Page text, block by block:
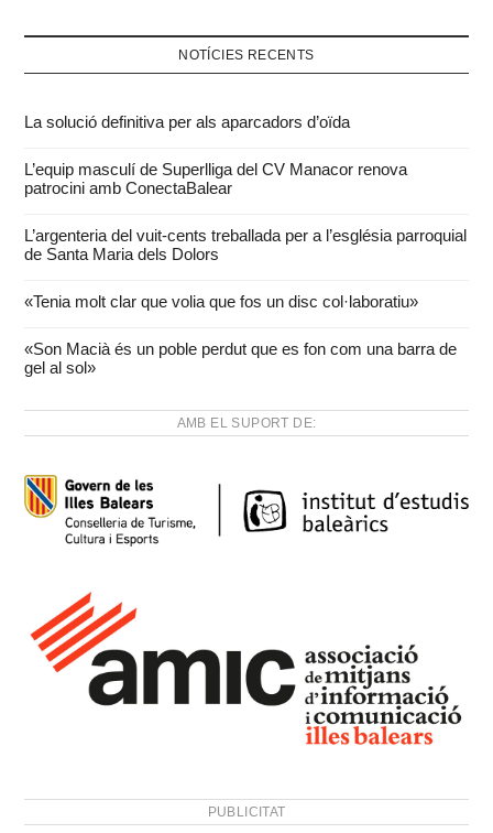
NOTÍCIES RECENTS
La solució definitiva per als aparcadors d’oïda
L’equip masculí de Superlliga del CV Manacor renova
patrocini amb ConectaBalear
L’argenteria del vuit-cents treballada per a l’església parroquial
de Santa Maria dels Dolors
«Tenia molt clar que volia que fos un disc col·laboratiu»
«Son Macià és un poble perdut que es fon com una barra de
gel al sol»
AMB EL SUPORT DE:
PUBLICITAT